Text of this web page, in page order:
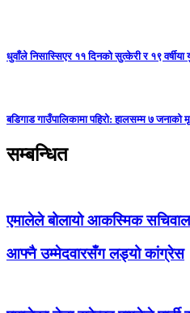
धुवाँले निसास्सिएर ११ दिनको सुत्केरी र १९ वर्षीया
बडिगाड गाउँपालिकामा पहिरो: हालसम्म ७ जनाको
सम्बन्धित
एमालेले बोलायो आकस्मिक
आफ्नै उम्मेदवारसँग लड्यो कांग्रेस